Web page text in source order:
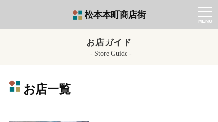
t
o
g
松本本町商店街
お店ガイド
Store Guide
お店一覧